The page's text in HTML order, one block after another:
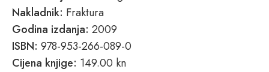
Nakladnik: Fraktura
Godina izdanja: 2009
ISBN: 978-953-266-089-0
Cijena knjige: 149.00 kn